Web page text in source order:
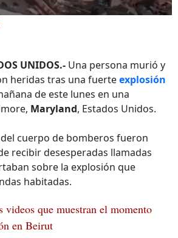
UNIDOS.- Una persona murió y
heridas tras una fuerteexplosión
de este lunes en una
Maryland, Estados Unidos.
cuerpo de bomberos fueron
recibir desesperadas llamadas
sobre la explosión que
habitadas.
videos que muestran el momento
en Beirut